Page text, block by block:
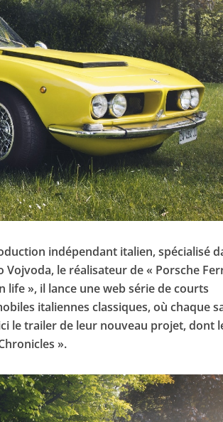
indépendant italien, spécialisé
le réalisateur de « Porsche
», il lance une web série de courts
italiennes classiques, où chaque
le trailer de leur nouveau projet, dont
».